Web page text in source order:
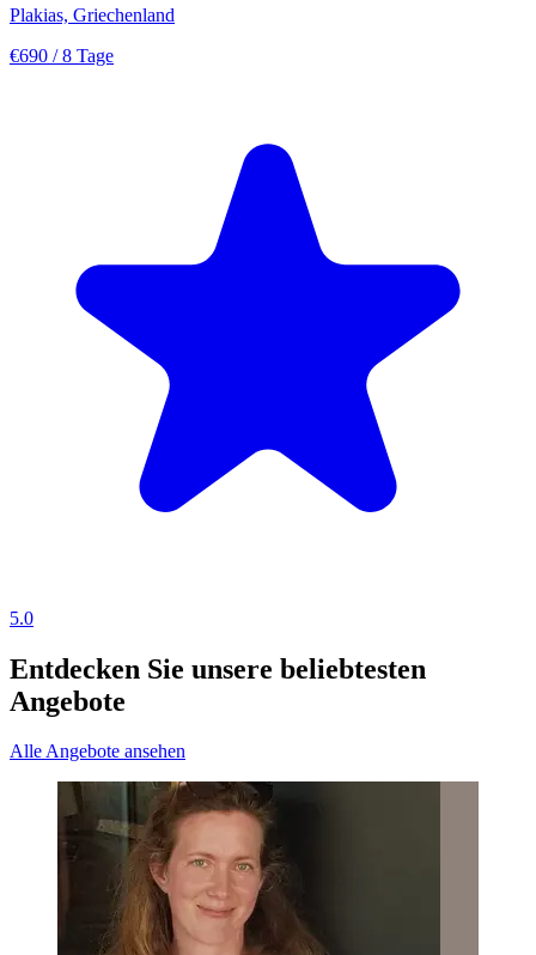
Plakias, Griechenland
€690 / 8 Tage
5.0
Entdecken Sie unsere beliebtesten
Angebote
Alle Angebote ansehen